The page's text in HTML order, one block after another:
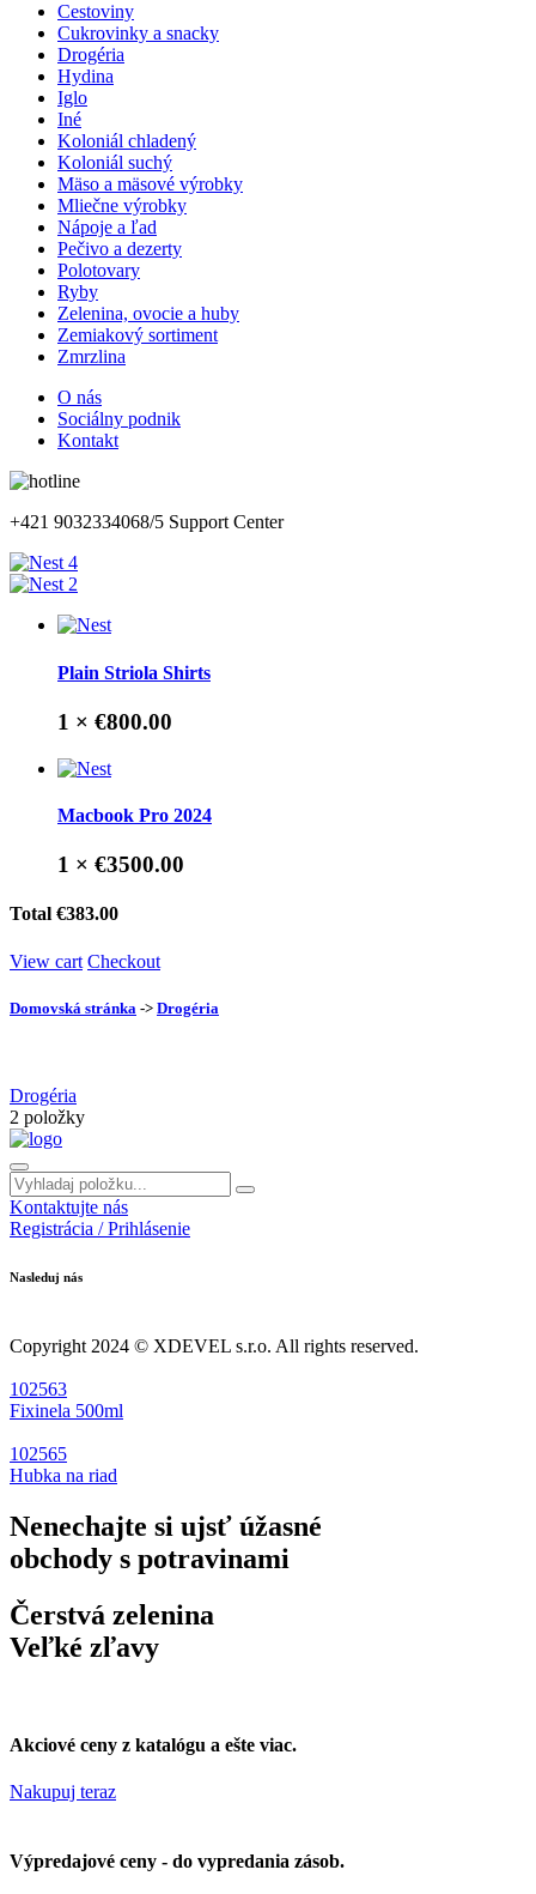
Cestoviny
Cukrovinky a snacky
Drogéria
Hydina
Iglo
Iné
Koloniál chladený
Koloniál suchý
Mäso a mäsové výrobky
Mliečne výrobky
Nápoje a ľad
Pečivo a dezerty
Polotovary
Ryby
Zelenina, ovocie a huby
Zemiakový sortiment
Zmrzlina
O nás
Sociálny podnik
Kontakt
+421 9032334068/5 Support Center
4
2
Plain Striola Shirts
1 × €800.00
Macbook Pro 2024
1 × €3500.00
Total €383.00
View cart Checkout
Domovská stránka -> Drogéria
Drogéria
2 položky
Kontaktujte nás
Registrácia / Prihlásenie
Nasleduj nás
Copyright 2024 © XDEVEL s.r.o. All rights reserved.
102563
Fixinela 500ml
102565
Hubka na riad
Nenechajte si ujsť úžasné
obchody s potravinami
Čerstvá zelenina
Veľké zľavy
Akciové ceny z katalógu a ešte viac.
Nakupuj teraz
Výpredajové ceny - do vypredania zásob.